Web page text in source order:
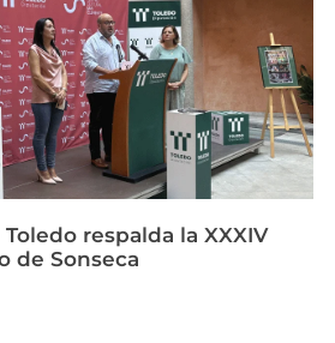
respalda la XXXIV
de Sonseca